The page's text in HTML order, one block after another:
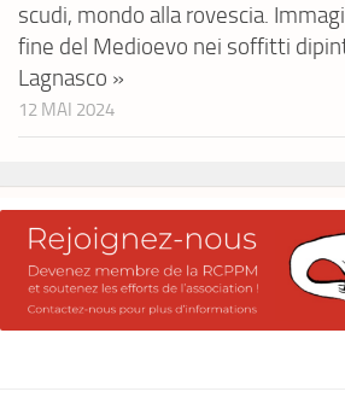
scudi, mondo alla rovescia.
fine del Medioevo nei soffitti
Lagnasco »
12 MAI 2024